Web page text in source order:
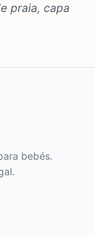
praia, capa
bebés.